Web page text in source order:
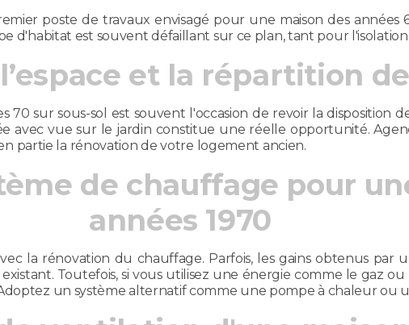
poste de travaux envisagé pour une maison des
d'habitat est souvent défaillant sur ce plan, tant pour
et la répartition
70 sur sous-sol est souvent l'occasion de revoir la disposition
avec vue sur le jardin constitue une réelle opportunité.
partie la rénovation de votre logement ancien.
de chauffage pour
années 1970
la rénovation du chauffage. Parfois, les gains obtenus par
Toutefois, si vous utilisez une énergie comme le gaz
un système alternatif comme une pompe à chaleur ou